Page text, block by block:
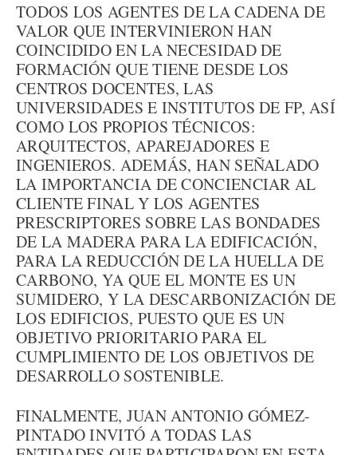
TODOS LOS AGENTES DE LA CADENA DE
VALOR QUE INTERVINIERON HAN
COINCIDIDO EN LA NECESIDAD DE
FORMACIÓN QUE TIENE DESDE LOS
CENTROS DOCENTES, LAS
UNIVERSIDADES E INSTITUTOS DE FP, ASÍ
COMO LOS PROPIOS TÉCNICOS:
ARQUITECTOS, APAREJADORES E
INGENIEROS. ADEMÁS, HAN SEÑALADO
LA IMPORTANCIA DE CONCIENCIAR AL
CLIENTE FINAL Y LOS AGENTES
PRESCRIPTORES SOBRE LAS BONDADES
DE LA MADERA PARA LA EDIFICACIÓN,
PARA LA REDUCCIÓN DE LA HUELLA DE
CARBONO, YA QUE EL MONTE ES UN
SUMIDERO, Y LA DESCARBONIZACIÓN DE
LOS EDIFICIOS, PUESTO QUE ES UN
OBJETIVO PRIORITARIO PARA EL
CUMPLIMIENTO DE LOS OBJETIVOS DE
DESARROLLO SOSTENIBLE.
FINALMENTE, JUAN ANTONIO GÓMEZ-
PINTADO INVITÓ A TODAS LAS